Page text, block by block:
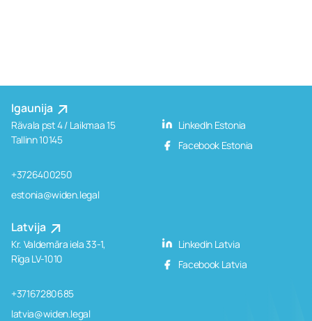
Igaunija
Rävala pst 4 / Laikmaa 15
Tallinn 10145
+3726400250
estonia@widen.legal
LinkedIn Estonia
Facebook Estonia
Latvija
Kr. Valdemāra iela 33-1,
Rīga LV-1010
+37167280685
latvia@widen.legal
Linkedin Latvia
Facebook Latvia